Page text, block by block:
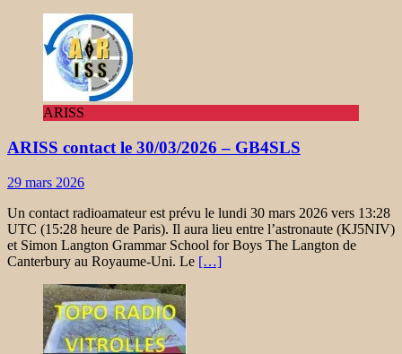
ARISS
ARISS contact le 30/03/2026 – GB4SLS
29 mars 2026
Un contact radioamateur est prévu le lundi 30 mars 2026 vers 13:28
UTC (15:28 heure de Paris). Il aura lieu entre l’astronaute (KJ5NIV)
et Simon Langton Grammar School for Boys The Langton de
Canterbury au Royaume-Uni. Le […]